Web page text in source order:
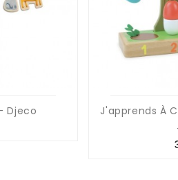
Djeco
J'apprends À